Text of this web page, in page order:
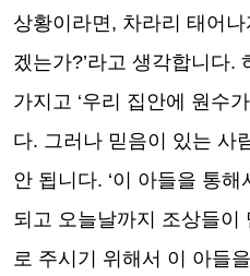
상황이라면, 차라리 태어
겠는가?’라고 생각합니다.
가지고 ‘우리 집안에 원수
다. 그러나 믿음이 있는 사
안 됩니다. ‘이 아들을 통해
되고 오늘날까지 조상들이
로 주시기 위해서 이 아들